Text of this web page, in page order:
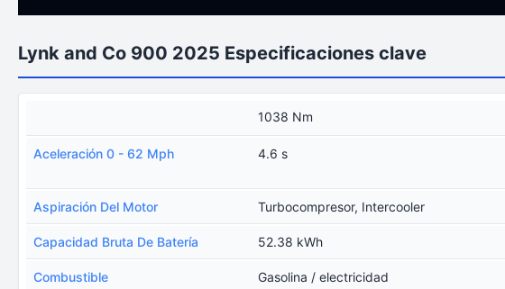
Lynk and Co 900 2025 Especificaciones clave
1038 Nm
Aceleración 0 - 62 Mph 4.6 s
Aspiración Del Motor Turbocompresor, Intercooler
Capacidad Bruta De Batería 52.38 kWh
Combustible Gasolina / electricidad